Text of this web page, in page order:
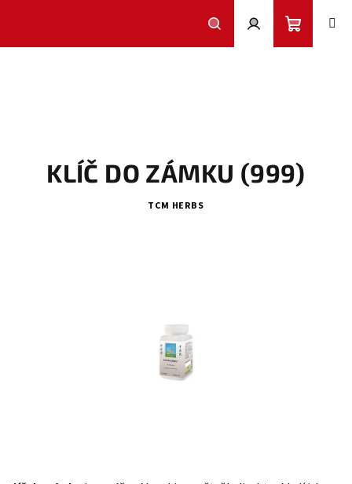
Hledat PřihlášeníNákupní
KLÍČ DO ZÁMKU (999)
TCM HERBS